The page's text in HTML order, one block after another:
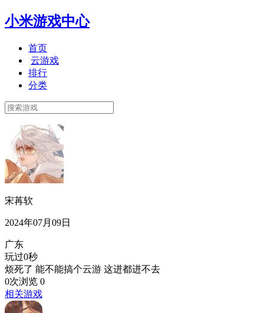
小米游戏中心
首页
云游戏
排行
分类
宋苒软
2024年07月09日
广东
玩过0秒
烦死了 能不能搞个云游 这进都进不去
0次浏览 0
相关游戏